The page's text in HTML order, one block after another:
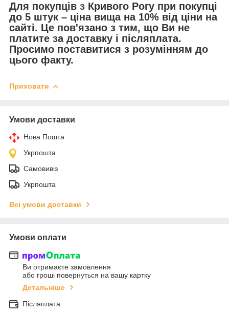
Для покупців з Кривого Рогу при покупці
до 5 штук – ціна вища на 10% від ціни на
сайті. Це пов'язано з тим, що Ви не
платите за доставку і післяплата.
Просимо поставитися з розумінням до
цього факту.
Приховати
Умови доставки
Нова Пошта
Укрпошта
Самовивіз
Укрпошта
Всі умови доставки
Умови оплати
Ви отримаєте замовлення
або гроші повернуться на вашу картку
Детальніше
Післяплата